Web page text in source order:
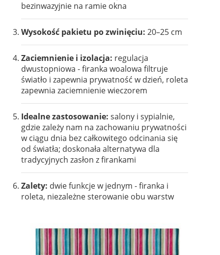
bezinwazyjnie na ramie okna
Wysokość pakietu po zwinięciu: 20–25 cm
Zaciemnienie i izolacja: regulacja
dwustopniowa - firanka woalowa filtruje
światło i zapewnia prywatność w dzień, roleta
zapewnia zaciemnienie wieczorem
Idealne zastosowanie: salony i sypialnie,
gdzie zależy nam na zachowaniu prywatności
w ciągu dnia bez całkowitego odcinania się
od światła; doskonała alternatywa dla
tradycyjnych zasłon z firankami
Zalety: dwie funkcje w jednym - firanka i
roleta, niezależne sterowanie obu warstw